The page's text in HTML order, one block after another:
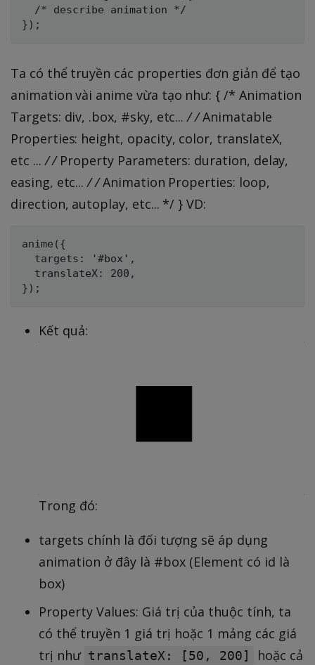
  /* describe animation */
Ta có thể truyền các properties đơn giản để tạo
animation vài anime vừa tạo như: { /* Animation
Targets: div, .box, #sky, etc.../ /Animatable
Properties: height, opacity, color, translateX,
etc .../ /Property Parameters: duration, delay,
easing, etc.../ /Animation Properties: loop,
direction, autoplay, etc... */ } VD:
anime({
  targets: '#box',
  translateX: 200,
Kết quả:
Trong đó:
targets chính là đối tượng sẽ áp dụng
animation ở đây là #box (Element có id là
box)
Property Values: Giá trị của thuộc tính, ta
có thể truyền 1 giá trị hoặc 1 mảng các giá
trị như translateX: [50, 200]
hoặc cả